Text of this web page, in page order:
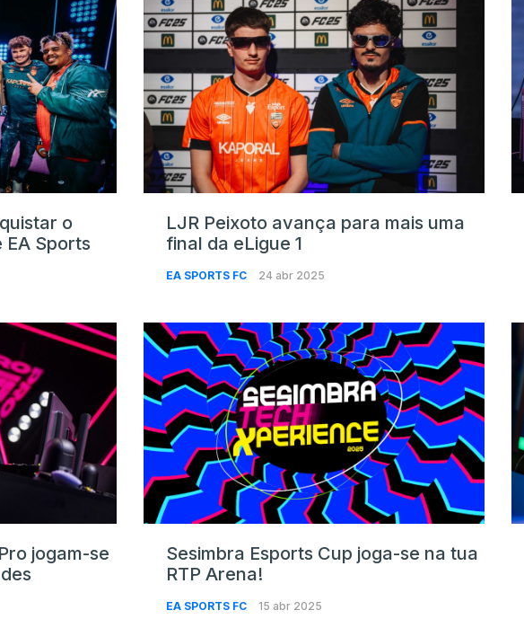
o
Sports
LJR Peixoto avança para mais uma
final da eLigue 1
EA SPORTS FC 24 abr 2025
jogam-se
Sesimbra Esports Cup joga-se na tua
RTP Arena!
EA SPORTS FC 15 abr 2025